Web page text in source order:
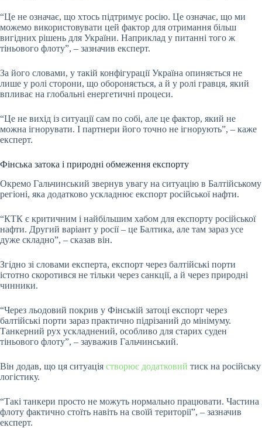
“Це не означає, що хтось підтримує росію. Це означає, що ми
можемо використовувати цей фактор для отримання більш
вигідних рішень для України. Наприклад у питанні того ж
тіньового флоту”, – зазначив експерт.
За його словами, у такій конфігурації Україна опиняється не
лише у ролі сторони, що обороняється, а й у ролі гравця, який
впливає на глобальні енергетичні процеси.
“Це не вихід із ситуації сам по собі, але це фактор, який не
можна ігнорувати. І партнери його точно не ігнорують”, – каже
експерт.
Фінська затока і природні обмеження експорту
Окремо Гальчинський звернув увагу на ситуацію в Балтійському
регіоні, яка додатково ускладнює експорт російської нафти.
“КТК є критичним і найбільшим хабом для експорту російської
нафти. Другий варіант у росії – це Балтика, але там зараз усе
дуже складно”, – сказав він.
Згідно зі словами експерта, експорт через балтійські порти
істотно скоротився не тільки через санкції, а й через природні
чинники.
“Через льодовий покрив у Фінській затоці експорт через
балтійські порти зараз практично підрізаний до мінімуму.
Танкерний рух ускладнений, особливо для старих суден
тіньового флоту”, – зауважив Гальчинський.
Він додав, що ця ситуація створює додатковий тиск на російську
логістику.
“Такі танкери просто не можуть нормально працювати. Частина
флоту фактично стоїть навіть на своїй території”, – зазначив
експерт.